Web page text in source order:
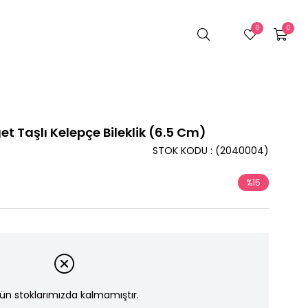
0
0
Taşlı Kelepçe Bileklik (6.5 Cm)
(2040004)
STOK KODU
%15
stoklarımızda kalmamıştır.